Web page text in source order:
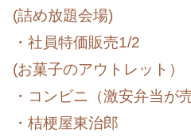
(詰め放題会場)
・社員特価販売1/2
(お菓子のアウトレット）
・コンビニ（激安弁当が
・桔梗屋東治郎